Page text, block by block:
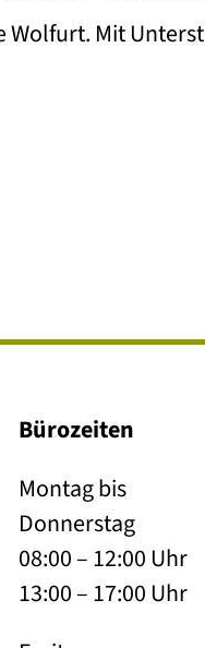
Wolfurt. Mit
Bürozeiten
Montag bis
Donnerstag
08:00 – 12:00 Uhr
13:00 – 17:00 Uhr